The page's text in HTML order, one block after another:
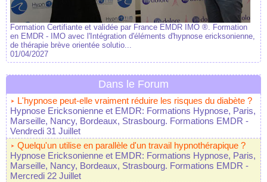
Formation Certifiante et validée par France EMDR IMO ®. Formation
en EMDR - IMO avec l'Intégration d'éléments d'hypnose ericksonienne,
de thérapie brève orientée solutio...
01/04/2027
Dans le Forum
L'hypnose peut-elle vraiment réduire les risques du diabète ?
Hypnose Ericksonienne et EMDR: Formations Hypnose, Paris,
Marseille, Nancy, Bordeaux, Strasbourg. Formations EMDR -
Vendredi 31 Juillet
Quelqu'un utilise en parallèle d'un travail hypnothérapique ?
Hypnose Ericksonienne et EMDR: Formations Hypnose, Paris,
Marseille, Nancy, Bordeaux, Strasbourg. Formations EMDR -
Mercredi 22 Juillet